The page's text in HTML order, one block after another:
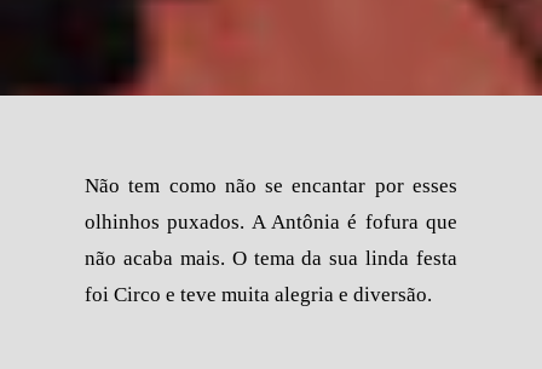
Não tem como não se encantar por esses
olhinhos puxados. A Antônia é fofura que
não acaba mais. O tema da sua linda festa
foi Circo e teve muita alegria e diversão.